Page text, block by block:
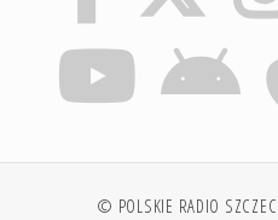
© POLSKIE RADIO